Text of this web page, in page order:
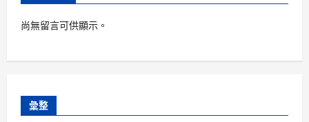
尚無留言可供顯示。
彙整